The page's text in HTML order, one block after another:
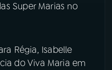
Super Marias no
Régia, Isabelle
do Viva Maria em